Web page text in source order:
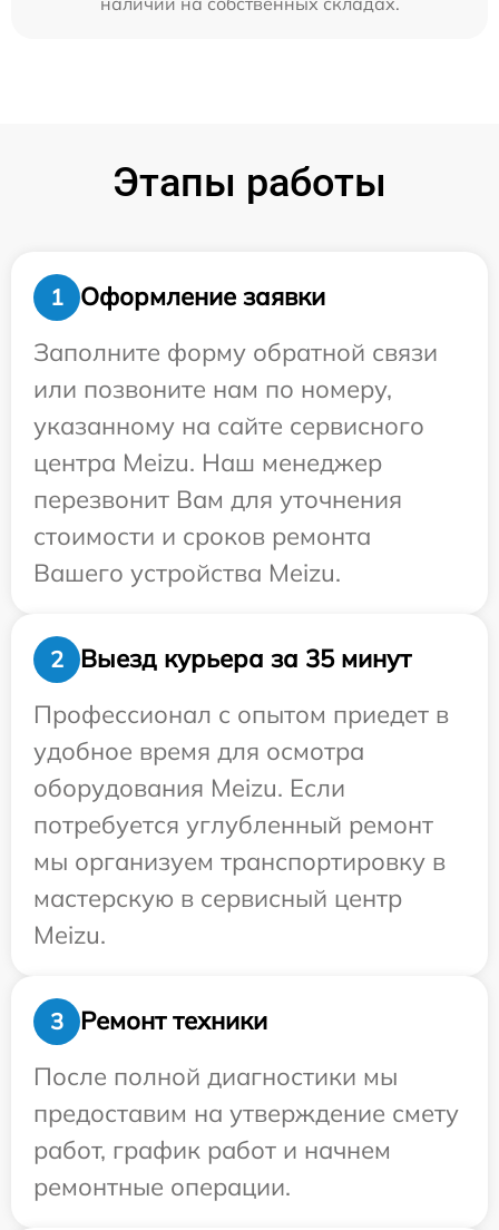
Этапы работы
1
Оформление заявки
Заполните форму обратной связи
или позвоните нам по номеру,
указанному на сайте сервисного
центра Meizu. Наш менеджер
перезвонит Вам для уточнения
стоимости и сроков ремонта
Вашего устройства Meizu.
2
Выезд курьера за 35 минут
Профессионал с опытом приедет в
удобное время для осмотра
оборудования Meizu. Если
потребуется углубленный ремонт
мы организуем транспортировку в
мастерскую в сервисный центр
Meizu.
3
Ремонт техники
После полной диагностики мы
предоставим на утверждение смету
работ, график работ и начнем
ремонтные операции.